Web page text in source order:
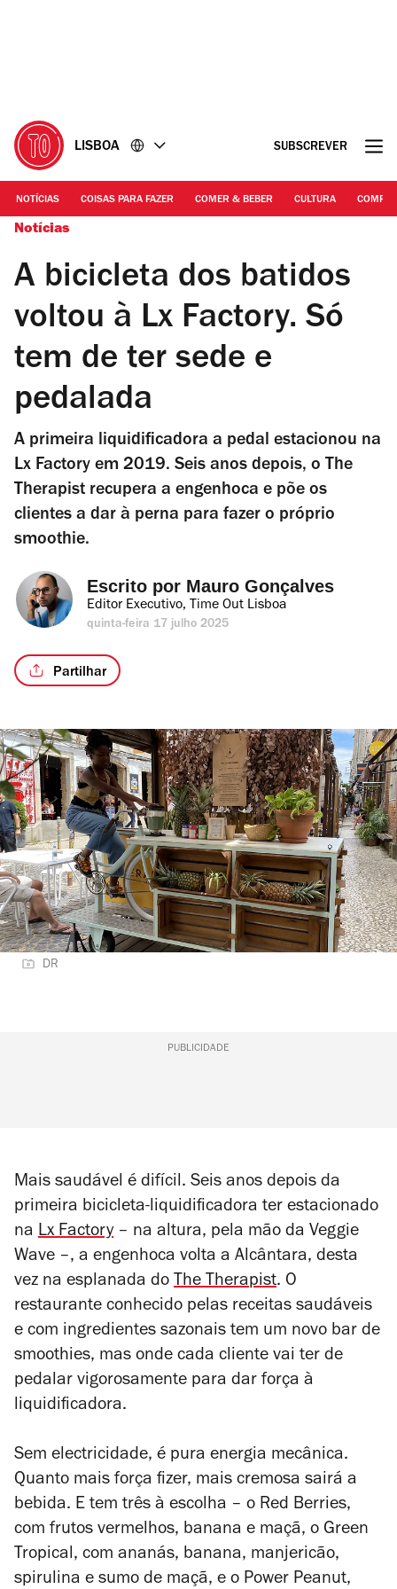
LISBOA SUBSCREVER
NOTÍCIAS COISAS PARA FAZER COMER & BEBER CULTURA
Notícias
A bicicleta dos batidos
voltou à Lx Factory. Só
tem de ter sede e
pedalada
A primeira liquidificadora a pedal estacionou na
Lx Factory em 2019. Seis anos depois, o The
Therapist recupera a engenhoca e põe os
clientes a dar à perna para fazer o próprio
smoothie.
Escrito por Mauro Gonçalves
Editor Executivo, Time Out Lisboa
quinta-feira 17 julho 2025
Partilhar
DR
PUBLICIDADE
Mais saudável é difícil. Seis anos depois da
primeira bicicleta-liquidificadora ter estacionado
na Lx Factory– na altura, pela mão da Veggie
Wave –, a engenhoca volta a Alcântara, desta
vez na esplanada do The Therapist. O
restaurante conhecido pelas receitas saudáveis
e com ingredientes sazonais tem um novo bar de
smoothies, mas onde cada cliente vai ter de
pedalar vigorosamente para dar força à
liquidificadora.
Sem electricidade, é pura energia mecânica.
Quanto mais força fizer, mais cremosa sairá a
bebida. E tem três à escolha – o Red Berries,
com frutos vermelhos, banana e maçã, o Green
Tropical, com ananás, banana, manjericão,
spirulina e sumo de maçã, e o Power Peanut,